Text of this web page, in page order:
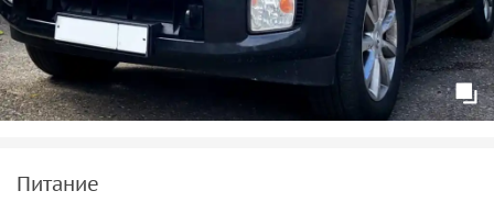
Питание